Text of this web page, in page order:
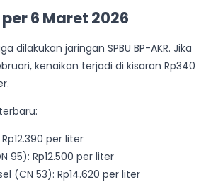
per 6 Maret 2026
dilakukan jaringan SPBU BP-AKR. Jika
kenaikan terjadi di kisaran Rp340
per liter
95): Rp12.500 per liter
(CN 53): Rp14.620 per liter